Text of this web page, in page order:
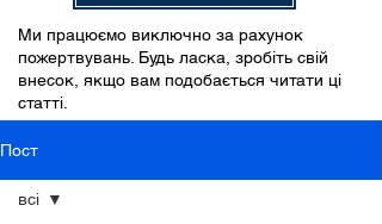
Ми працюємо виключно за рахунок
пожертвувань. Будь ласка, зробіть свій
внесок, якщо вам подобається читати ці
статті.
Пост
всі